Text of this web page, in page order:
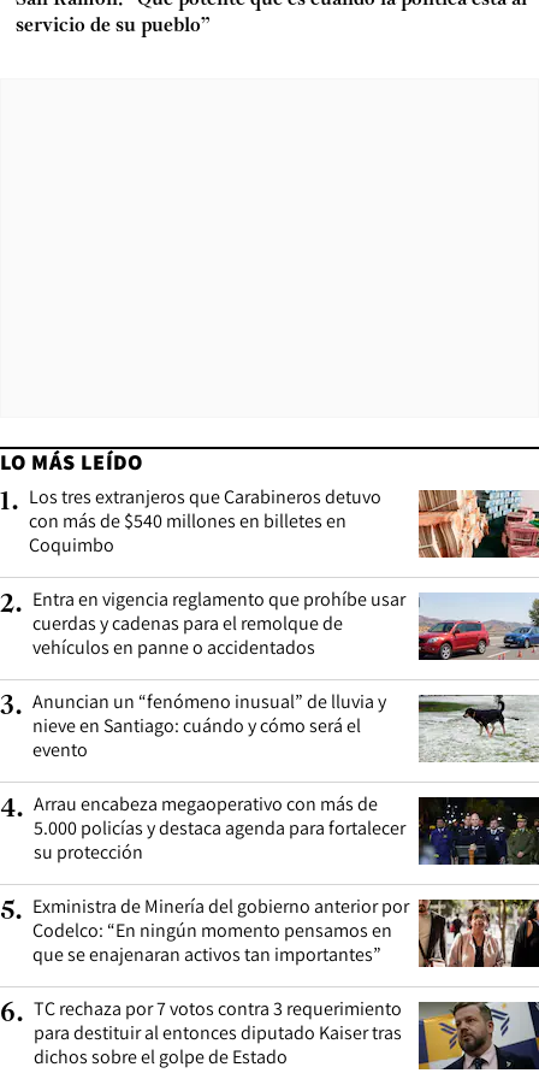
servicio de su pueblo”
LO MÁS LEÍDO
1. Los tres extranjeros que Carabineros detuvo
con más de $540 millones en billetes en
Coquimbo
2. Entra en vigencia reglamento que prohíbe usar
cuerdas y cadenas para el remolque de
vehículos en panne o accidentados
3. Anuncian un “fenómeno inusual” de lluvia y
nieve en Santiago: cuándo y cómo será el
evento
4. Arrau encabeza megaoperativo con más de
5.000 policías y destaca agenda para fortalecer
su protección
5. Exministra de Minería del gobierno anterior por
Codelco: “En ningún momento pensamos en
que se enajenaran activos tan importantes”
6. TC rechaza por 7 votos contra 3 requerimiento
para destituir al entonces diputado Kaiser tras
dichos sobre el golpe de Estado